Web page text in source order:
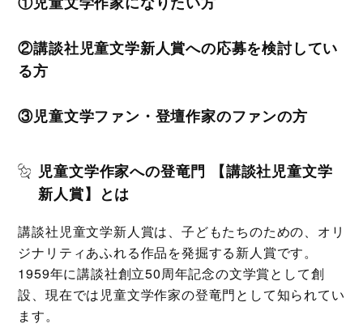
②講談社児童文学新人賞への応募を検討してい
る方
③児童文学ファン・登壇作家のファンの方
児童文学作家への登竜門 【講談社児童文学
新人賞】とは
講談社児童文学新人賞は、子どもたちのための、オリ
ジナリティあふれる作品を発掘する新人賞です。
1959年に講談社創立50周年記念の文学賞として創
設、現在では児童文学作家の登竜門として知られてい
ます。